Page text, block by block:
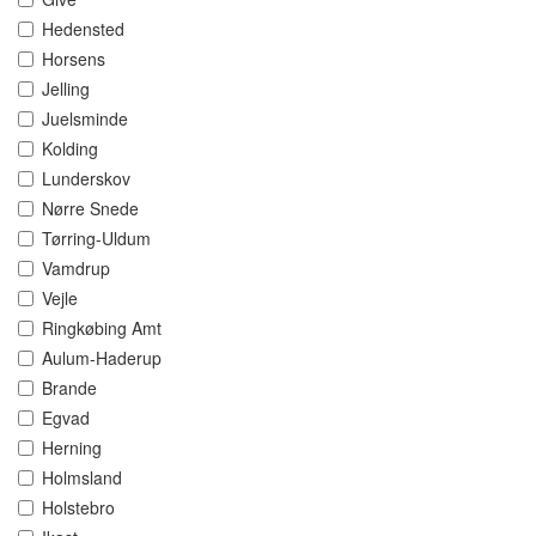
Hedensted
Horsens
Jelling
Juelsminde
Kolding
Lunderskov
Nørre Snede
Tørring-Uldum
Vamdrup
Vejle
Ringkøbing Amt
Aulum-Haderup
Brande
Egvad
Herning
Holmsland
Holstebro